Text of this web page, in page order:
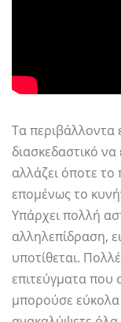
Τα περιβάλλοντα
διασκεδαστικό
αλλάζει όποτε το
επομένως το
Υπάρχει πολλή
αλληλεπίδραση,
υποτίθεται.
επιτεύγματα που
μπορούσε